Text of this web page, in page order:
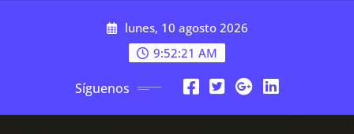
lunes, 10 agosto 2026
9:52:22 AM
Síguenos